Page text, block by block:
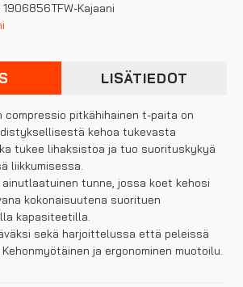
1906856TFW-Kajaani
LISÄTIEDOT
compressio pitkähihainen t-paita on
kehoa tukevasta
tukee lihaksistoa ja tuo suorituskykyä
liikkumisessa.
ainutlaatuinen tunne, jossa koet kehosi
kokonaisuutena suorituen
kapasiteetilla.
sekä harjoittelussa että peleissä
ja ergonominen muotoilu.